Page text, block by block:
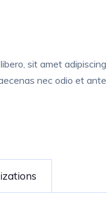
sit amet
nec odio et